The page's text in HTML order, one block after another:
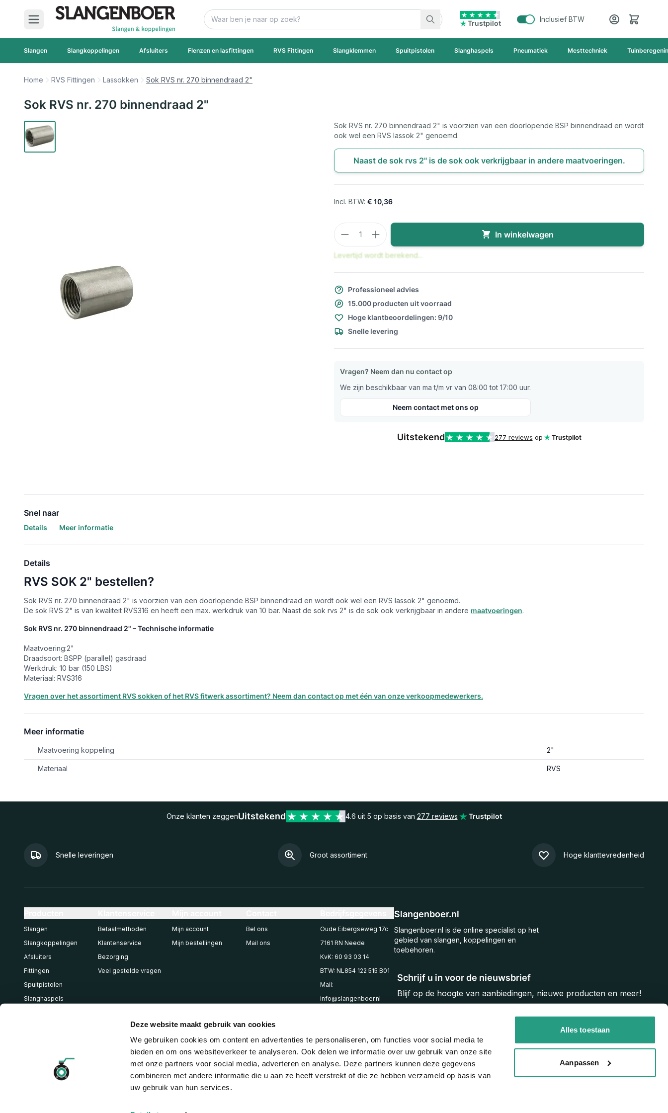
Deze website maakt gebruik van cookies
We gebruiken cookies om content en advertenties te personaliseren, om functies voor social media te
bieden en om ons websiteverkeer te analyseren. Ook delen we informatie over uw gebruik van onze site
met onze partners voor social media, adverteren en analyse. Deze partners kunnen deze gegevens
combineren met andere informatie die u aan ze heeft verstrekt of die ze hebben verzameld op basis van
uw gebruik van hun services.
Alles toestaan
Aanpassen
Ga naar de inhoud
Zoek
Trustpilot
Inclusief BTW Cart
Slangen Slangkoppelingen Afsluiters Flenzen en lasfittingen RVS Fittingen Slangklemmen Spuitpistolen Slanghaspels Pneumatiek Mesttechniek
Home RVS Fittingen Lassokken Sok RVS nr. 270 binnendraad 2"
Sok RVS nr. 270 binnendraad 2"
Sok RVS nr. 270 binnendraad 2" is voorzien van een doorlopende BSP binnendraad en wordt
ook wel een RVS lassok 2" genoemd.
Naast de sok rvs 2" is de sok ook verkrijgbaar in andere maatvoeringen.
€ 10,36
Aantal
In winkelwagen
Levertijd wordt berekend...
Professioneel advies
15.000 producten uit voorraad
Hoge klantbeoordelingen: 9/10
Snelle levering
Vragen? Neem dan nu contact op
We zijn beschikbaar van ma t/m vr van 08:00 tot 17:00 uur.
Neem contact met ons op
Uitstekend 277 reviews op Trustpilot
Snel naar
Details Meer informatie
Details
RVS SOK 2" bestellen?
Sok RVS nr. 270 binnendraad 2" is voorzien van een doorlopende BSP binnendraad en wordt ook wel een RVS lassok 2" genoemd.
De sok RVS 2" is van kwaliteit RVS316 en heeft een max. werkdruk van 10 bar. Naast de sok rvs 2" is de sok ook verkrijgbaar in andere maatvoeringen.
Sok RVS nr. 270 binnendraad 2" – Technische informatie
Maatvoering:2"
Draadsoort: BSPP (parallel) gasdraad
Werkdruk: 10 bar (150 LBS)
Materiaal: RVS316
Vragen over het assortiment RVS sokken of het RVS fitwerk assortiment? Neem dan contact op met één van onze verkoopmedewerkers.
Meer informatie
Maatvoering koppeling 2"
Materiaal RVS
Onze klanten zeggenUitstekend 4.6 uit 5 op basis van 277 reviews Trustpilot
Snelle leveringen Groot assortiment Hoge klanttevredenheid
Schrijf u in voor de nieuwsbrief
Blijf op de hoogte van aanbiedingen, nieuwe producten en meer!
Slangenboer.nl
Slangenboer.nl is de online specialist op het
gebied van slangen, koppelingen en
toebehoren.
Slangen
Slangkoppelingen
Afsluiters
Fittingen
Spuitpistolen
Slanghaspels
Betaalmethoden
Klantenservice
Bezorging
Veel gestelde vragen
Mijn account
Mijn bestellingen
Bel ons
Mail ons
Oude Eibergseweg 17c
7161 RN Neede
KvK: 60 93 03 14
BTW: NL854 122 515 B01
Mail:
info@slangenboer.nl